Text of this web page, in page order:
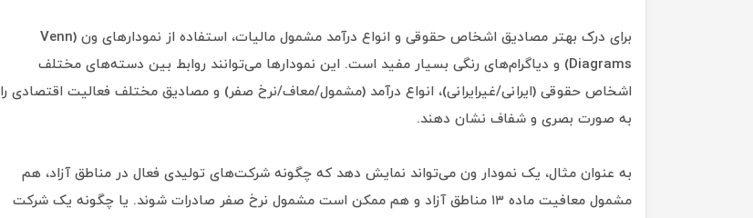
برای درک بهتر مصادیق اشخاص حقوقی و انواع درآمد مشمول مالیات، استفاده از نمودارهای ون (Venn
Diagrams) و دیاگرام‌های رنگی بسیار مفید است. این نمودارها می‌توانند روابط بین دسته‌های مختلف
اشخاص حقوقی (ایرانی/غیرایرانی)، انواع درآمد (مشمول/معاف/نرخ صفر) و مصادیق مختلف فعالیت اقتصادی را
به صورت بصری و شفاف نشان دهند.
به عنوان مثال، یک نمودار ون می‌تواند نمایش دهد که چگونه شرکت‌های تولیدی فعال در مناطق آزاد، هم
مشمول معافیت ماده ۱۳ مناطق آزاد و هم ممکن است مشمول نرخ صفر صادرات شوند. یا چگونه یک شرکت